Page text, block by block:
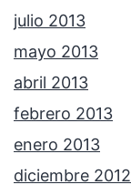
julio 2013
mayo 2013
abril 2013
febrero 2013
enero 2013
diciembre 2012